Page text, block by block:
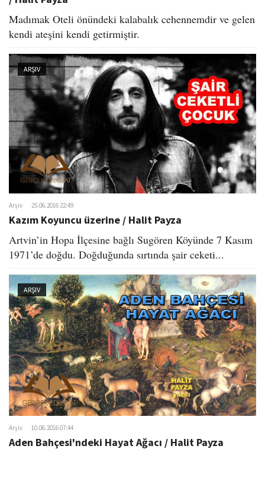
Madımak Oteli önündeki kalabalık cehennemdir ve gelen
kendi ateşini kendi getirmiştir.
ARŞIV
Arşiv 25.06.2016 22:49
Kazım Koyuncu üzerine / Halit Payza
Artvin’in Hopa İlçesine bağlı Sugören Köyünde 7 Kasım
1971’de doğdu. Doğduğunda sırtında şair ceketi...
ARŞIV
Arşiv 10.06.2016 07:44
Aden Bahçesi'ndeki Hayat Ağacı / Halit Payza